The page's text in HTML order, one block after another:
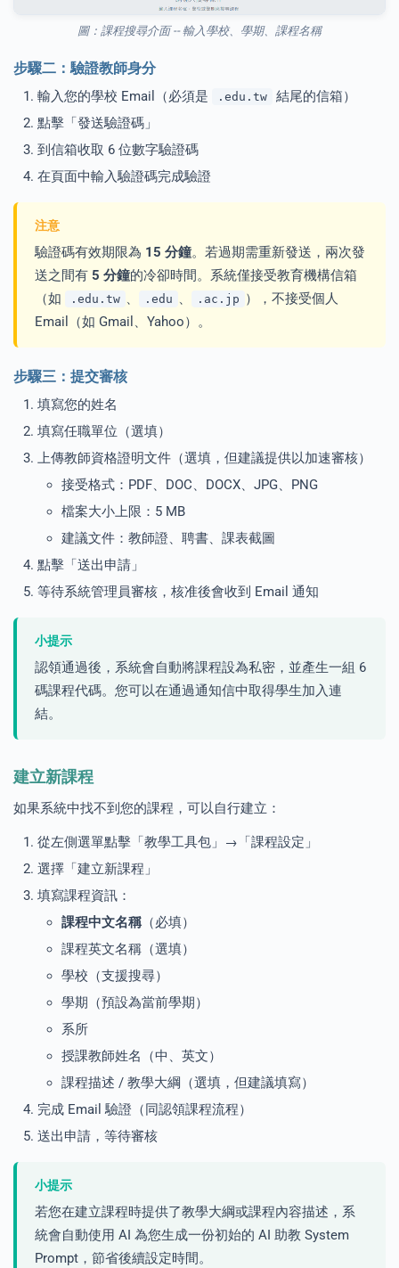
圖：課程搜尋介面 -- 輸入學校、學期、課程名稱
步驟二：驗證教師身分
輸入您的學校 Email（必須是 .edu.tw
結尾的信箱）
點擊「發送驗證碼」
到信箱收取 6 位數字驗證碼
在頁面中輸入驗證碼完成驗證
注意
驗證碼有效期限為 15 分鐘。若過期需重新發送，兩次發
送之間有 5 分鐘的冷卻時間。系統僅接受教育機構信箱
（如
.edu.tw 、 .edu 、 .ac.jp ），不接受個人
Email（如 Gmail、Yahoo）。
步驟三：提交審核
填寫您的姓名
填寫任職單位（選填）
上傳教師資格證明文件（選填，但建議提供以加速審核）
接受格式：PDF、DOC、DOCX、JPG、PNG
檔案大小上限：5 MB
建議文件：教師證、聘書、課表截圖
點擊「送出申請」
等待系統管理員審核，核准後會收到 Email 通知
小提示
認領通過後，系統會自動將課程設為私密，並產生一組 6
碼課程代碼。您可以在通過通知信中取得學生加入連
結。
建立新課程
如果系統中找不到您的課程，可以自行建立：
從左側選單點擊「教學工具包」→「課程設定」
選擇「建立新課程」
填寫課程資訊：
課程中文名稱（必填）
課程英文名稱（選填）
學校（支援搜尋）
學期（預設為當前學期）
系所
授課教師姓名（中、英文）
課程描述 / 教學大綱（選填，但建議填寫）
完成 Email 驗證（同認領課程流程）
送出申請，等待審核
小提示
若您在建立課程時提供了教學大綱或課程內容描述，系
統會自動使用 AI 為您生成一份初始的 AI 助教 System
Prompt，節省後續設定時間。